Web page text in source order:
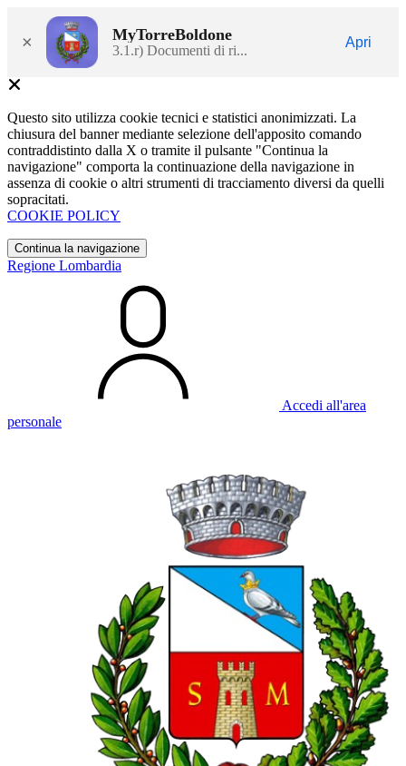
× MyTorreBoldone
3.1.r) Documenti di ri...
Apri
Questo sito utilizza cookie tecnici e statistici anonimizzati. La
chiusura del banner mediante selezione dell'apposito comando
contraddistinto dalla X o tramite il pulsante "Continua la
navigazione" comporta la continuazione della navigazione in
assenza di cookie o altri strumenti di tracciamento diversi da quelli
sopracitati.
COOKIE POLICY
Continua la navigazione
Regione Lombardia
Accedi all'area
personale